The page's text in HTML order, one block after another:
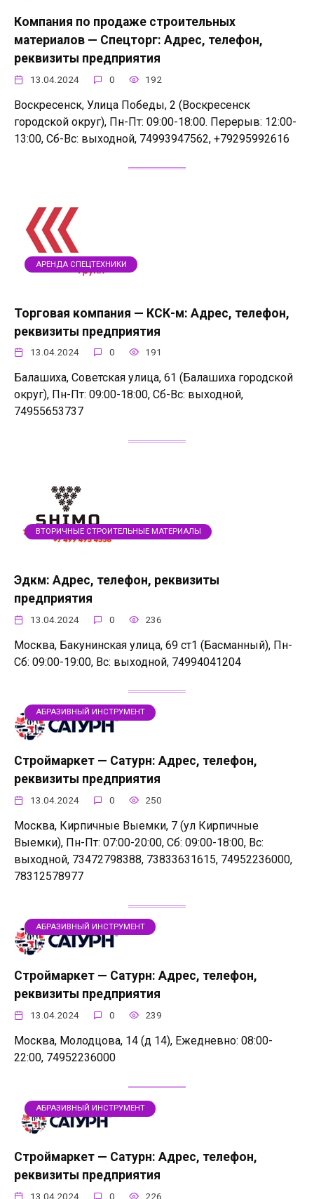
Компания по продаже строительных
материалов — Спецторг: Адрес, телефон,
реквизиты предприятия
13.04.2024 0 192
Воскресенск, Улица Победы, 2 (Воскресенск
городской округ), Пн-Пт: 09:00-18:00. Перерыв: 12:00-
13:00, Сб-Вс: выходной, 74993947562, +79295992616
АРЕНДА СПЕЦТЕХНИКИ
Торговая компания — КСК-м: Адрес, телефон,
реквизиты предприятия
13.04.2024 0 191
Балашиха, Советская улица, 61 (Балашиха городской
округ), Пн-Пт: 09:00-18:00, Сб-Вс: выходной,
74955653737
ВТОРИЧНЫЕ СТРОИТЕЛЬНЫЕ МАТЕРИАЛЫ
Эдкм: Адрес, телефон, реквизиты
предприятия
13.04.2024 0 236
Москва, Бакунинская улица, 69 ст1 (Басманный), Пн-
Сб: 09:00-19:00, Вс: выходной, 74994041204
АБРАЗИВНЫЙ ИНСТРУМЕНТ
Строймаркет — Сатурн: Адрес, телефон,
реквизиты предприятия
13.04.2024 0 250
Москва, Кирпичные Выемки, 7 (ул Кирпичные
Выемки), Пн-Пт: 07:00-20:00, Сб: 09:00-18:00, Вс:
выходной, 73472798388, 73833631615, 74952236000,
78312578977
АБРАЗИВНЫЙ ИНСТРУМЕНТ
Строймаркет — Сатурн: Адрес, телефон,
реквизиты предприятия
13.04.2024 0 239
Москва, Молодцова, 14 (д 14), Ежедневно: 08:00-
22:00, 74952236000
АБРАЗИВНЫЙ ИНСТРУМЕНТ
Строймаркет — Сатурн: Адрес, телефон,
реквизиты предприятия
13.04.2024 0 226